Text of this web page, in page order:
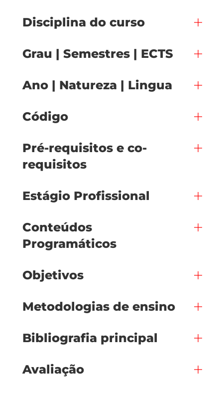
Disciplina do curso
Grau | Semestres | ECTS
Ano | Natureza | Lingua
Código
Pré-requisitos e co-
requisitos
Estágio Profissional
Conteúdos
Programáticos
Objetivos
Metodologias de ensino
Bibliografia principal
Avaliação